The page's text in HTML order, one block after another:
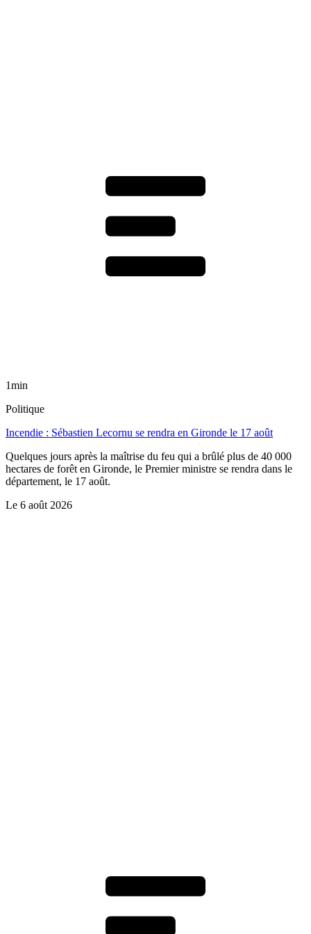
1min
Politique
Incendie : Sébastien Lecornu se rendra en Gironde le 17 août
Quelques jours après la maîtrise du feu qui a brûlé plus de 40 000
hectares de forêt en Gironde, le Premier ministre se rendra dans le
département, le 17 août.
Le 6 août 2026